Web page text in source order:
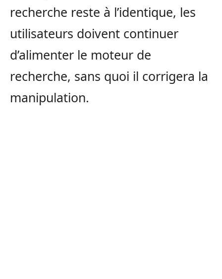
recherche reste à l’identique, les
utilisateurs doivent continuer
d’alimenter le moteur de
recherche, sans quoi il corrigera la
manipulation.